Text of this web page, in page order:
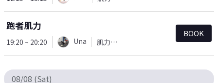
跑者肌力
19:20 ~ 20:20 Una 肌力訓練
BOOK
08/08 (Sat)